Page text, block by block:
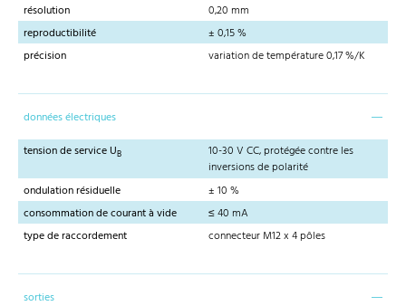
résolution
0,20 mm
reproductibilité
± 0,15 %
précision
variation de température 0,17 %/K
données électriques
tension de service UB
10-30 V CC, protégée contre les
inversions de polarité
ondulation résiduelle
± 10 %
consommation de courant à vide
≤ 40 mA
type de raccordement
connecteur M12 x 4 pôles
sorties